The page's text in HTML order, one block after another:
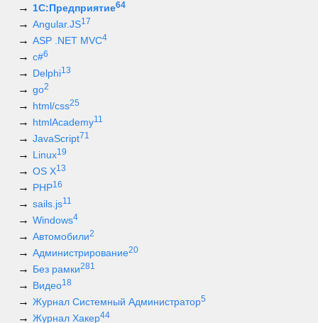
1С:Предприятие64
Angular.JS17
ASP .NET MVC4
c#6
Delphi13
go2
html/css25
htmlAcademy11
JavaScript71
Linux19
OS X13
PHP16
sails.js11
Windows4
Автомобили2
Администрирование20
Без рамки281
Видео18
Журнал Системный Администратор5
Журнал Хакер44